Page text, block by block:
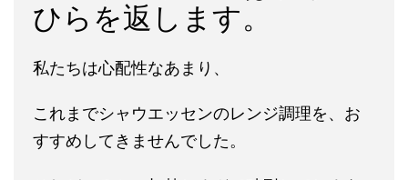
ひらを返します。
私たちは心配性なあまり、
これまでシャウエッセンのレンジ調理を、お
すすめしてきませんでした。